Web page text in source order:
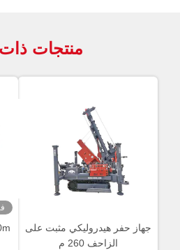
منتجات
جهاز حفر هيدروليكي مثبت على
الزاحف 260 م